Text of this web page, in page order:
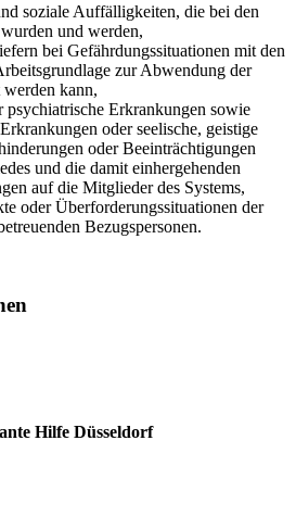
soziale Auffälligkeiten, die bei den
und werden,
bei Gefährdungssituationen mit den
zur Abwendung der
kann,
psychiatrische Erkrankungen sowie
oder seelische, geistige
oder Beeinträchtigungen
und die damit einhergehenden
auf die Mitglieder des Systems,
oder Überforderungssituationen der
Bezugspersonen.
Hilfe Düsseldorf